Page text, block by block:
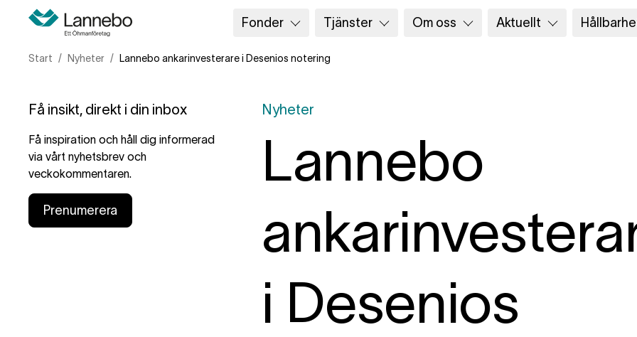
Fonder Tjänster Om oss Aktuellt
Start Nyheter Lannebo ankarinvesterare i Desenios notering
Få insikt, direkt i din inbox
Få inspiration och håll dig informerad
via vårt nyhetsbrev och
veckokommentaren.
Prenumerera
Nyheter
Lannebo
i Desenios